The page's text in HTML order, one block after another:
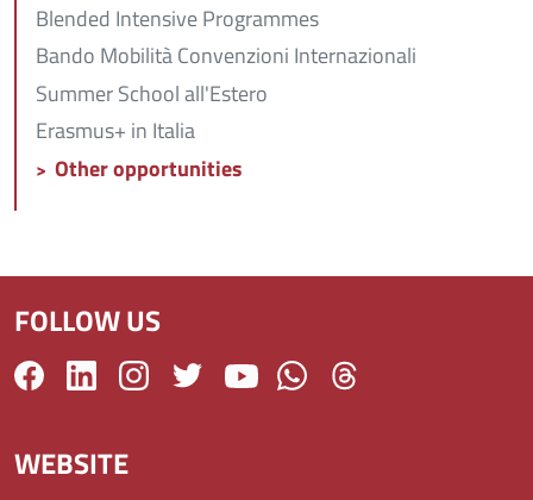
Blended Intensive Programmes
Bando Mobilità Convenzioni Internazionali
Summer School all'Estero
Erasmus+ in Italia
Other opportunities
FOLLOW US
WEBSITE